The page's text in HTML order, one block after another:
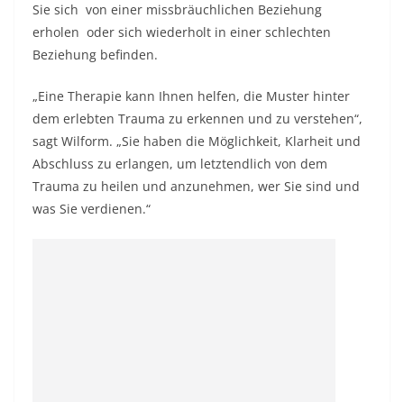
Sie sich von einer missbräuchlichen Beziehung
erholen oder sich wiederholt in einer schlechten
Beziehung befinden.
„Eine Therapie kann Ihnen helfen, die Muster hinter
dem erlebten Trauma zu erkennen und zu verstehen“,
sagt Wilform. „Sie haben die Möglichkeit, Klarheit und
Abschluss zu erlangen, um letztendlich von dem
Trauma zu heilen und anzunehmen, wer Sie sind und
was Sie verdienen.“